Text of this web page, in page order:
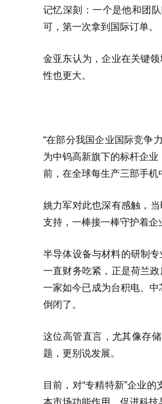
记忆深刻：一个是他和团
可，第一次拿到国际订单。
金亚东认为，企业在关键
性也更大。
“在部分我国企业国际竞争
为中钨高新旗下的标杆企
前，在全球每生产三部手机
姚力军对此也深有感触，
支持，一棒接一棒守护着企
半导体设备与材料的研制
一直财务吃紧，正是荷兰
一家如今已成为台积电、
倒闭了。
这位高管直言，尤其像存
题，更别说发展。
目前，对“专精特新”企业
本市场功能作用，促进科技